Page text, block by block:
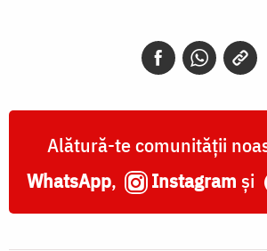
Alătură-te comunității
WhatsApp, Instagram și